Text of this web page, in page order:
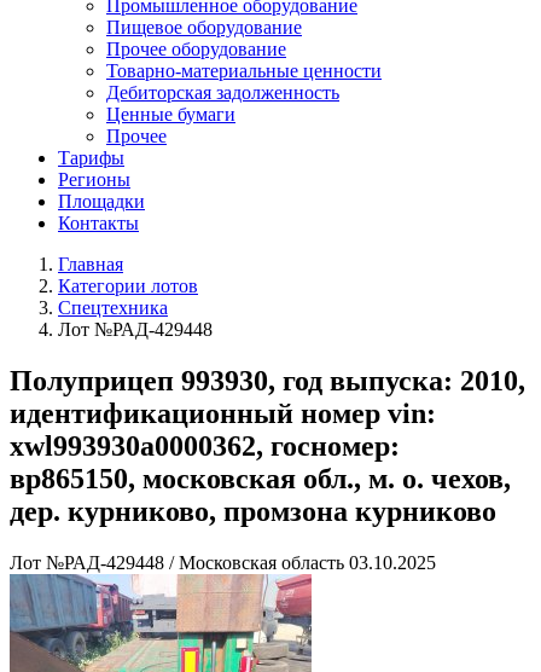
Промышленное оборудование
Пищевое оборудование
Прочее оборудование
Товарно-материальные ценности
Дебиторская задолженность
Ценные бумаги
Прочее
Тарифы
Регионы
Площадки
Контакты
Главная
Категории лотов
Спецтехника
Лот №РАД-429448
Полуприцеп 993930, год выпуска: 2010,
идентификационный номер vin:
хwl993930а0000362, госномер:
вр865150, московская обл., м. о. чехов,
дер. курниково, промзона курниково
Лот №РАД-429448 / Московская область 03.10.2025